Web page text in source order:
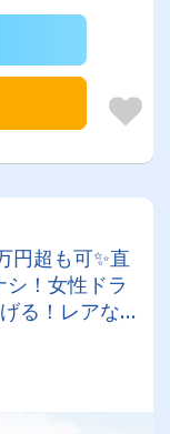
円超も可✨直
！女性ドラ
る！レアな車